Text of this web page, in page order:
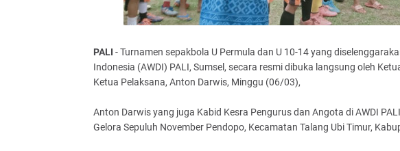
PALI - Turnamen sepakbola U Permula dan U 10-14 yang
Indonesia (AWDI) PALI, Sumsel, secara resmi dibuka langsung oleh
Ketua Pelaksana, Anton Darwis, Minggu (06/03),
Anton Darwis yang juga Kabid Kesra Pengurus dan Angota di AWDI
Gelora Sepuluh November Pendopo, Kecamatan Talang Ubi Timur,